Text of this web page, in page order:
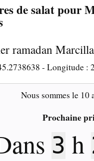
de salat pour
ramadan
- Longitude :
Nous sommes le 10
Prochaine
3 h